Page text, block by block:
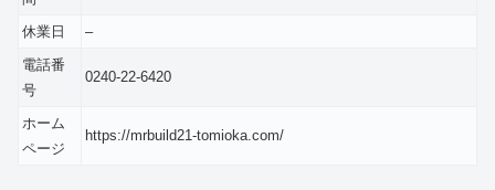
休業日
–
電話番
号
0240-22-6420
ホーム
ページ
https://mrbuild21-tomioka.com/